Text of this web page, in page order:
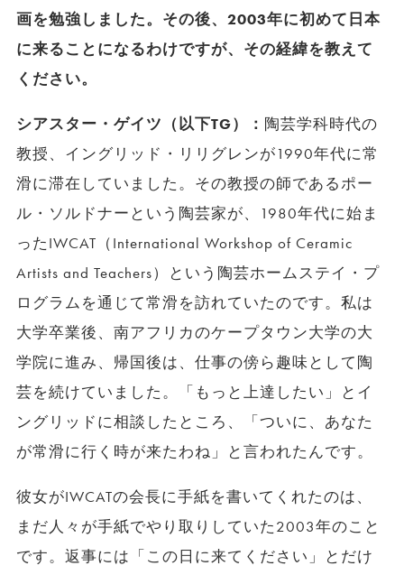
画を勉強しました。その後、2003年に初めて日本
に来ることになるわけですが、その経緯を教えて
ください。
シアスター・ゲイツ（以下TG）： 陶芸学科時代の
教授、イングリッド・リリグレンが1990年代に常
滑に滞在していました。その教授の師であるポー
ル・ソルドナーという陶芸家が、1980年代に始ま
ったIWCAT（International Workshop of Ceramic
Artists and Teachers）という陶芸ホームステイ・プ
ログラムを通じて常滑を訪れていたのです。私は
大学卒業後、南アフリカのケープタウン大学の大
学院に進み、帰国後は、仕事の傍ら趣味として陶
芸を続けていました。「もっと上達したい」とイ
ングリッドに相談したところ、「ついに、あなた
が常滑に行く時が来たわね」と言われたんです。
彼女がIWCATの会長に手紙を書いてくれたのは、
まだ人々が手紙でやり取りしていた2003年のこと
です。返事には「この日に来てください」とだけ